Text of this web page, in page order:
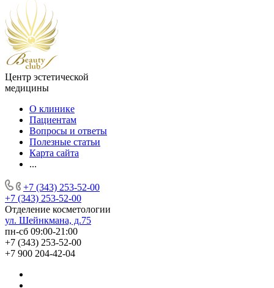
Центр эстетической
медицины
О клинике
Пациентам
Вопросы и ответы
Полезные статьи
Карта сайта
...
+7 (343) 253-52-00
+7 (343) 253-52-00
Отделение косметологии
ул. Шейнкмана, д.75
пн-сб 09:00-21:00
+7 (343) 253-52-00
+7 900 204-42-04